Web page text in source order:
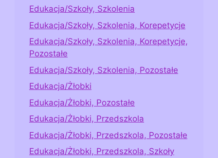
Edukacja/Szkoły, Szkolenia
Edukacja/Szkoły, Szkolenia, Korepetycje
Edukacja/Szkoły, Szkolenia, Korepetycje,
Pozostałe
Edukacja/Szkoły, Szkolenia, Pozostałe
Edukacja/Żłobki
Edukacja/Żłobki, Pozostałe
Edukacja/Żłobki, Przedszkola
Edukacja/Żłobki, Przedszkola, Pozostałe
Edukacja/Żłobki, Przedszkola, Szkoły